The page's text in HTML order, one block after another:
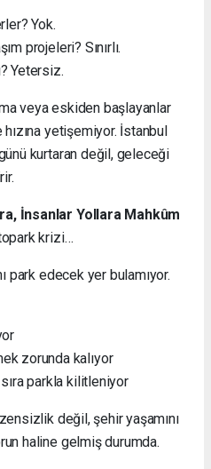
Yok.
projeleri? Sınırlı.
Yetersiz.
veya eskiden başlayanlar
yetişemiyor. İstanbul
kurtaran değil, geleceği
İnsanlar Yollara Mahkûm
krizi…
park edecek yer bulamıyor.
zorunda kalıyor
parkla kilitleniyor
değil, şehir yaşamını
haline gelmiş durumda.